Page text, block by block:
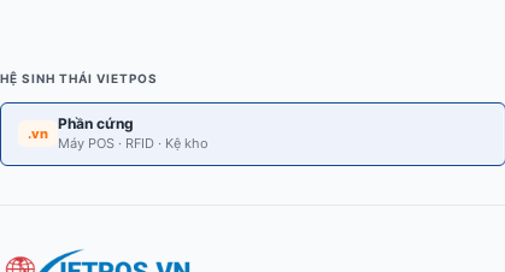
HỆ SINH THÁI VIETPOS
.vn
Phần cứng
Máy POS · RFID · Kệ kho